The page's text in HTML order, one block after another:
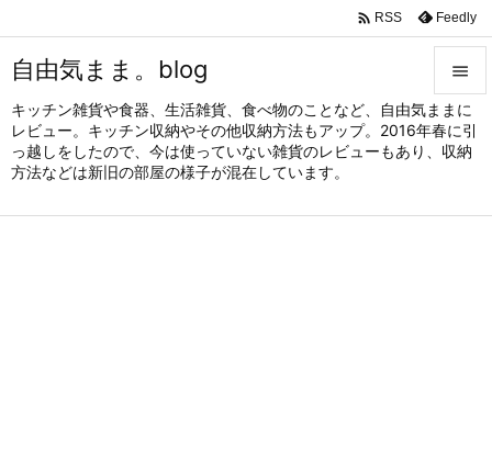
自由気まま。blog
キッチン雑貨や食器、生活雑貨、食べ物のことなど、自由気ままに
レビュー。キッチン収納やその他収納方法もアップ。2016年春に引
っ越しをしたので、今は使っていない雑貨のレビューもあり、収納
方法などは新旧の部屋の様子が混在しています。


メニュ
 RSS Feedly